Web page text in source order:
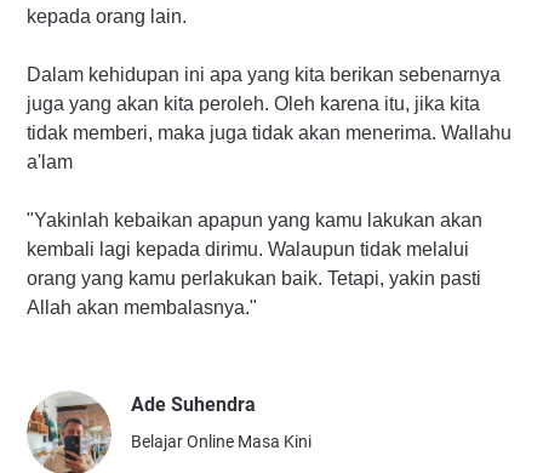
kepada orang lain.
Dalam kehidupan ini apa yang kita berikan sebenarnya
juga yang akan kita peroleh. Oleh karena itu, jika kita
tidak memberi, maka juga tidak akan menerima. Wallahu
a'lam
"Yakinlah kebaikan apapun yang kamu lakukan akan
kembali lagi kepada dirimu. Walaupun tidak melalui
orang yang kamu perlakukan baik. Tetapi, yakin pasti
Allah akan membalasnya."
Ade Suhendra
Belajar Online Masa Kini